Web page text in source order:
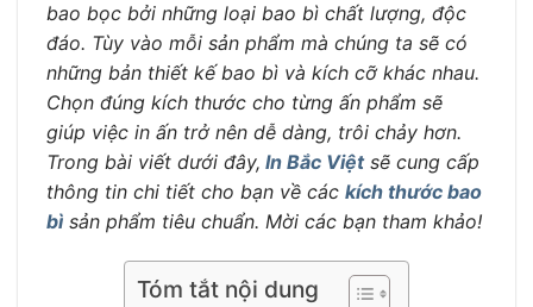
bao bọc bởi những loại bao bì chất lượng, độc
đáo. Tùy vào mỗi sản phẩm mà chúng ta sẽ có
những bản thiết kế bao bì và kích cỡ khác nhau.
Chọn đúng kích thước cho từng ấn phẩm sẽ
giúp việc in ấn trở nên dễ dàng, trôi chảy hơn.
Trong bài viết dưới đây, In Bắc Việtsẽ cung cấp
thông tin chi tiết cho bạn về các kích thước bao
bì sản phẩm tiêu chuẩn. Mời các bạn tham khảo!
Tóm tắt nội dung